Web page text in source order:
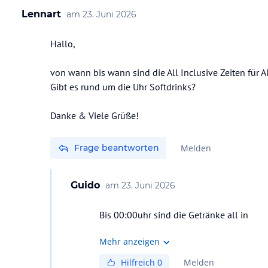
Lennart am 23. Juni 2026
Hallo,
von wann bis wann sind die All Inclusive Zeiten für
Gibt es rund um die Uhr Softdrinks?
Danke & Viele Grüße!
Frage beantworten Melden
Guido am 23. Juni 2026
Bis 00:00uhr sind die Getränke all in
Mehr anzeigen
Hilfreich 0 Melden